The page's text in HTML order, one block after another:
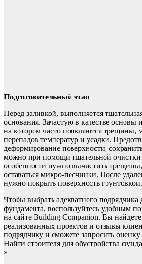
Подготовительный этап
Перед заливкой, выполняется
основания. Зачастую в качестве основы
на котором часто появляются трещины,
перепадов температур и усадки.
деформирование поверхности,
можно при помощи тщательной
особенности нужно вычистить
оставаться микро-песчинки. После
нужно покрыть поверхность грунтовкой.
Чтобы выбрать адекватного подрядчика
фундамента, воспользуйтесь удобным
на сайте Building Companion. Вы
реализованных проектов и отзывы
подрядчику и сможете запросить оценку
Найти строителя для обустройства
»